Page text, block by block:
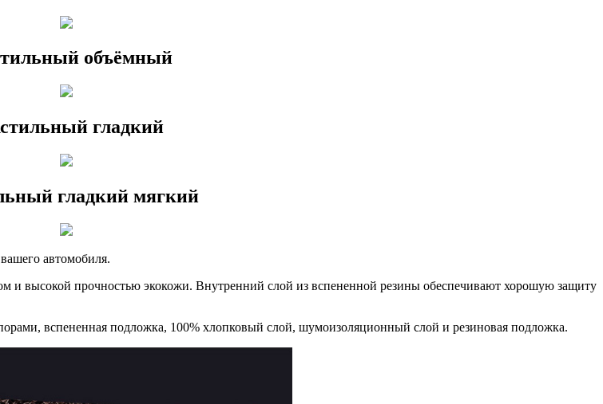
объёмный
гладкий
гладкий мягкий
автомобиля.
и высокой прочностью экокожи. Внутренний слой из вспененной резины обеспечивают хорошую защиту
вспененная подложка, 100% хлопковый слой, шумоизоляционный слой и резиновая подложка.